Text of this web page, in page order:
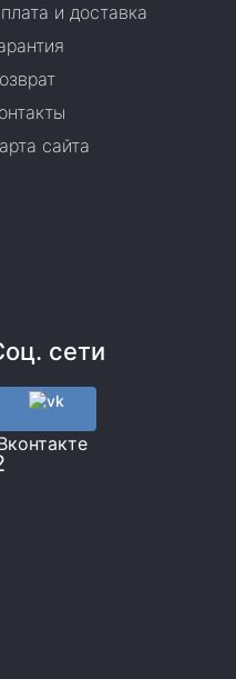
и доставка
сайта
сети